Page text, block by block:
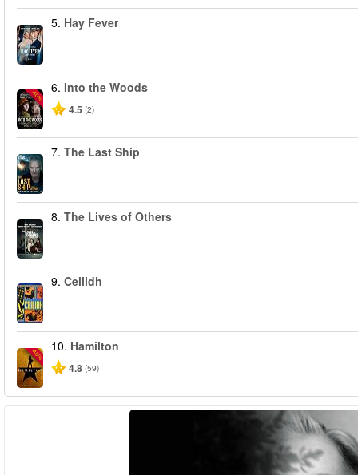
5. Hay Fever
-40%
6. Into the Woods
4.5 (2)
7. The Last Ship
8. The Lives of Others
9. Ceilidh
-40%
10. Hamilton
4.8 (59)